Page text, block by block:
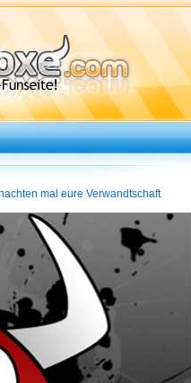
mal eure Verwandtschaft